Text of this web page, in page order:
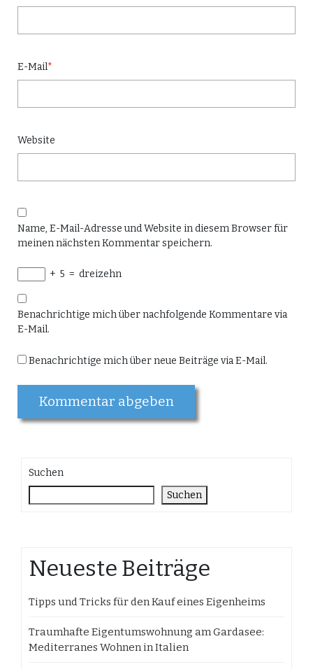
E-Mail*
Website
Name, E-Mail-Adresse und Website in diesem Browser für
meinen nächsten Kommentar speichern.
+ 5 = dreizehn
Benachrichtige mich über nachfolgende Kommentare via
E-Mail.
Benachrichtige mich über neue Beiträge via E-Mail.
Suchen
Suchen
Neueste Beiträge
Tipps und Tricks für den Kauf eines Eigenheims
Traumhafte Eigentumswohnung am Gardasee:
Mediterranes Wohnen in Italien